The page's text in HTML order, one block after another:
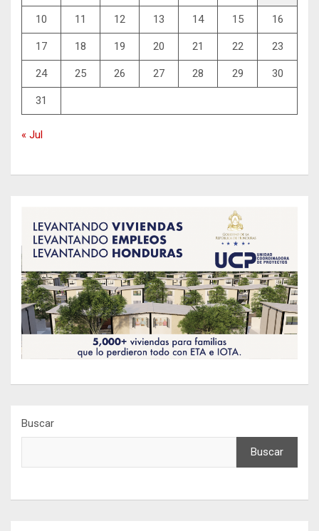
10 11 12 13 14 15 16
17 18 19 20 21 22 23
24 25 26 27 28 29 30
31
« Jul
Buscar
Buscar